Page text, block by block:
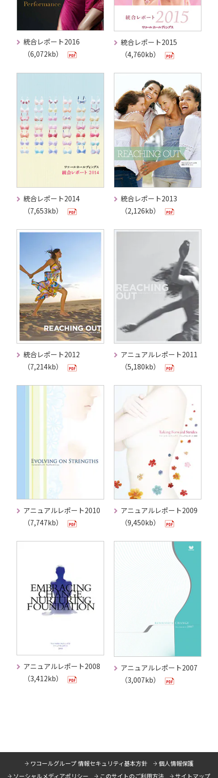
統合レポート2016
（6,072kb）
統合レポート2015
（4,760kb）
統合レポート2014
（7,653kb）
統合レポート2013
（2,126kb）
統合レポート2012
（7,214kb）
アニュアルレポート2011
（5,180kb）
アニュアルレポート2010
（7,747kb）
アニュアルレポート2009
（9,450kb）
アニュアルレポート2008
（3,412kb）
アニュアルレポート2007
（3,007kb）
ワコールグループ 情報セキュリティ基本方針
個人情報保護
ソーシャルメディアポリシー
このサイトのご利用方法 サイトマップ